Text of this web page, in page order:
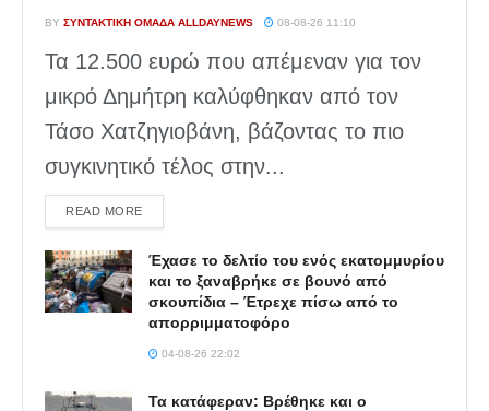
BY ΣΥΝΤΑΚΤΙΚΉ ΟΜΆΔΑ ALLDAYNEWS 08-08-26 11:10
Τα 12.500 ευρώ που απέμεναν για τον
μικρό Δημήτρη καλύφθηκαν από τον
Τάσο Χατζηγιοβάνη, βάζοντας το πιο
συγκινητικό τέλος στην...
READ MOREDETAILS
Έχασε το δελτίο του ενός εκατομμυρίου
και το ξαναβρήκε σε βουνό από
σκουπίδια – Έτρεχε πίσω από το
απορριμματοφόρο
04-08-26 22:02
Τα κατάφεραν: Βρέθηκε και ο